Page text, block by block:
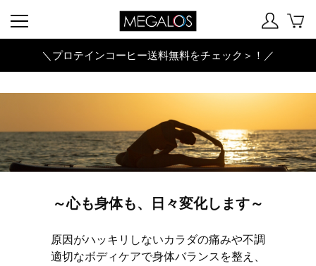
＼プロテインコーヒー送料無料をチェック＞！／
～心も身体も、日々変化します～
原因がハッキリしないカラダの痛みや不調
適切なボディケアで身体バランスを整え、